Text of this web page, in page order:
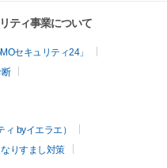
ティ事業について
セキュリティ24」
byイエラエ）
なりすまし対策